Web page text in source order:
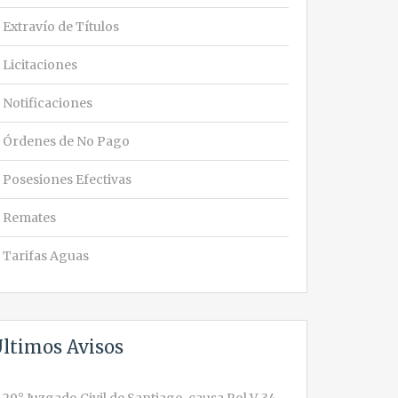
Extravío de Títulos
Licitaciones
Notificaciones
Órdenes de No Pago
Posesiones Efectivas
Remates
Tarifas Aguas
Avisos